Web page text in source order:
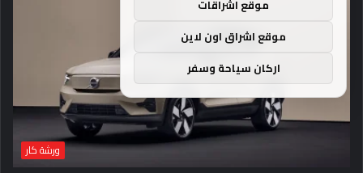
ورشة كار
موقع اشراقات
موقع اشراق اون لاين
اركان سياحة وسفر